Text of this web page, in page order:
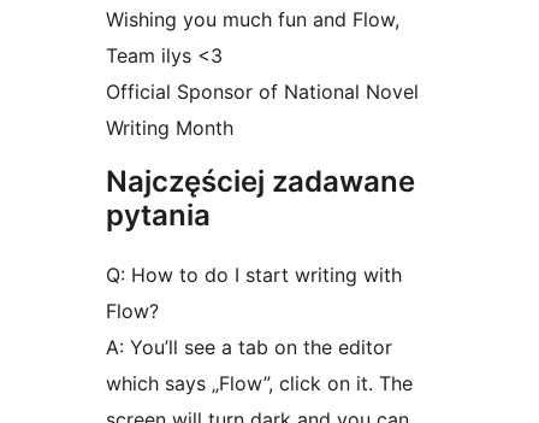
Wishing you much fun and Flow,
Team ilys <3
Official Sponsor of National Novel
Writing Month
Najczęściej zadawane
pytania
Q: How to do I start writing with
Flow?
A: You’ll see a tab on the editor
which says „Flow”, click on it. The